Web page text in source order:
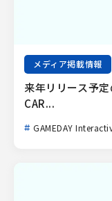
メディア掲載情報
来年リリース予定
CAR...
GAMEDAY